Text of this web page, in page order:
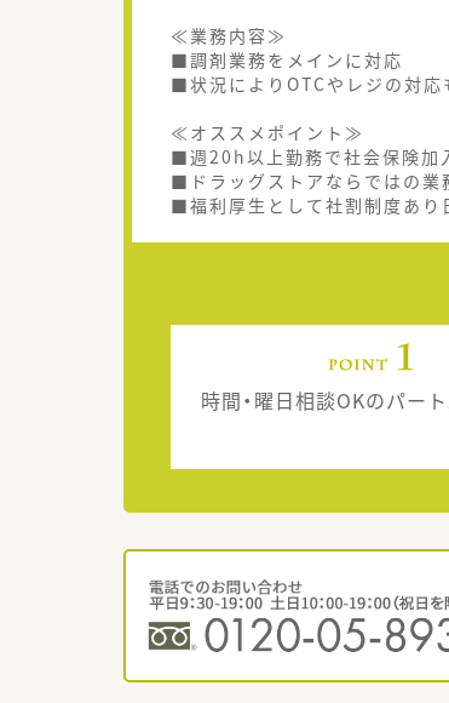
≪業務内容≫
■調剤業務をメインに対応
■状況によりOTCやレジの対応
≪オススメポイント≫
■週20h以上勤務で社会保険加
■ドラッグストアならではの業
■福利厚生として社割制度あり
時間・曜日相談OKのパー